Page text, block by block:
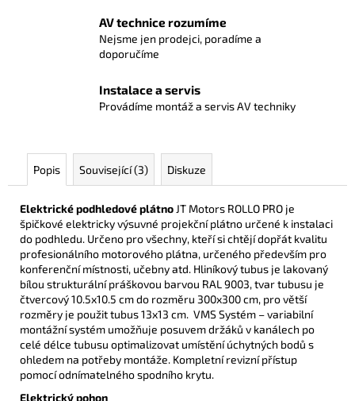
AV technice rozumíme
Nejsme jen prodejci, poradíme a
doporučíme
Instalace a servis
Provádíme montáž a servis AV techniky
Popis Související (3) Diskuze
Elektrické podhledové plátno JT Motors ROLLO PRO je
špičkové elektricky výsuvné projekční plátno určené k instalaci
do podhledu. Určeno pro všechny, kteří si chtějí dopřát kvalitu
profesionálního motorového plátna, určeného především pro
konferenční místnosti, učebny atd. Hliníkový tubus je lakovaný
bílou strukturální práškovou barvou RAL 9003, tvar tubusu je
čtvercový 10.5x10.5 cm do rozměru 300x300 cm, pro větší
rozměry je použit tubus 13x13 cm. VMS Systém – variabilní
montážní systém umožňuje posuvem držáků v kanálech po
celé délce tubusu optimalizovat umístění úchytných bodů s
ohledem na potřeby montáže. Kompletní revizní přístup
pomocí odnímatelného spodního krytu.
Elektrický pohon